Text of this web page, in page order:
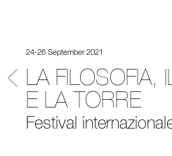
24-26 September 2021
LA FILOSOFIA,
E LA TORRE
Festival